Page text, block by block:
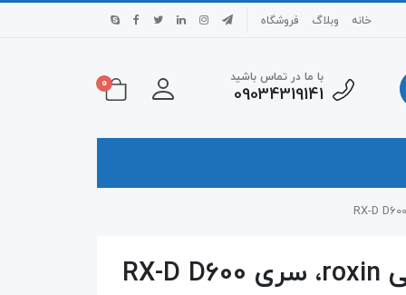
خانه وبلاگ فروشگاه
با ما در تماس باشید
09034319141
0